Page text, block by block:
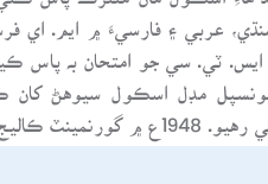
سنڌي، عربي ۽ فارسيءَ ۾ ايم.
ايس. ٽي. سي جو امتحان بہ پاس
۾ ميونسپل مڊل اسڪول سيوهڻ
ڪراچيءَ ۾ استاد ٿي رهيو.
سروس ڪميشن جو امتحان ڏئي